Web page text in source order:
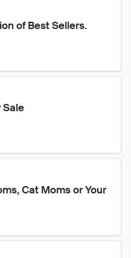
of Best Sellers.
Sale
Cat Moms or Your